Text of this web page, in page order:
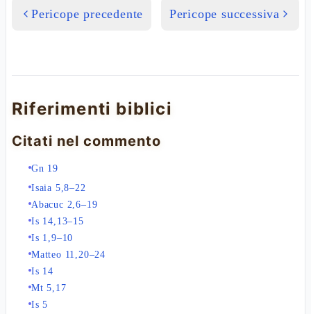
Pericope precedente Pericope successiva
Riferimenti biblici
Citati nel commento
Gn 19
Isaia 5,8–22
Abacuc 2,6–19
Is 14,13–15
Is 1,9–10
Matteo 11,20–24
Is 14
Mt 5,17
Is 5